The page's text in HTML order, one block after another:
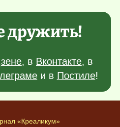
дружить!
, в Вконтакте, в
и в Постиле!
«Креаликум»